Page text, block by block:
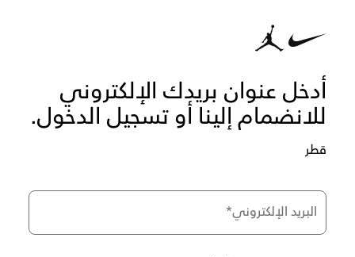
أدخل عنوان بريدك الإلكتروني
للانضمام إلينا أو تسجيل الدخول.
قطر
البريد الإلكتروني*